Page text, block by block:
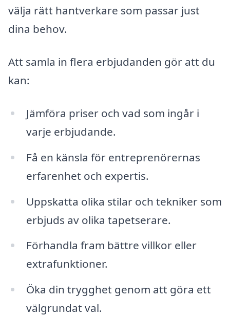
välja rätt hantverkare som passar just
dina behov.
Att samla in flera erbjudanden gör att du
kan:
Jämföra priser och vad som ingår i
varje erbjudande.
Få en känsla för entreprenörernas
erfarenhet och expertis.
Uppskatta olika stilar och tekniker som
erbjuds av olika tapetserare.
Förhandla fram bättre villkor eller
extrafunktioner.
Öka din trygghet genom att göra ett
välgrundat val.